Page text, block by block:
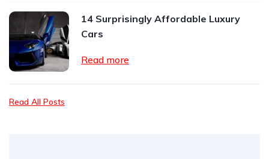
14 Surprisingly Affordable Luxury
Cars
Read more
Read All Posts